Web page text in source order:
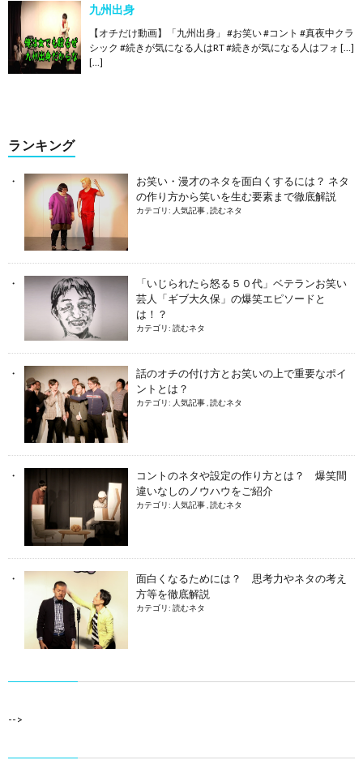
九州出身
【オチだけ動画】「九州出身」 #お笑い #コント #真夜中クラ
シック #続きが気になる人はRT #続きが気になる人はフォ […]
[…]
ランキング
お笑い・漫才のネタを面白くするには？ ネタ
の作り方から笑いを生む要素まで徹底解説
カテゴリ: 人気記事 読むネタ
「いじられたら怒る５０代」ベテランお笑い
芸人「ギブ大久保」の爆笑エピソードと
は！？
カテゴリ: 読むネタ
話のオチの付け方とお笑いの上で重要なポイ
ントとは？
カテゴリ: 人気記事 読むネタ
コントのネタや設定の作り方とは？ 爆笑間
違いなしのノウハウをご紹介
カテゴリ: 人気記事 読むネタ
面白くなるためには？ 思考力やネタの考え
方等を徹底解説
カテゴリ: 読むネタ
-->